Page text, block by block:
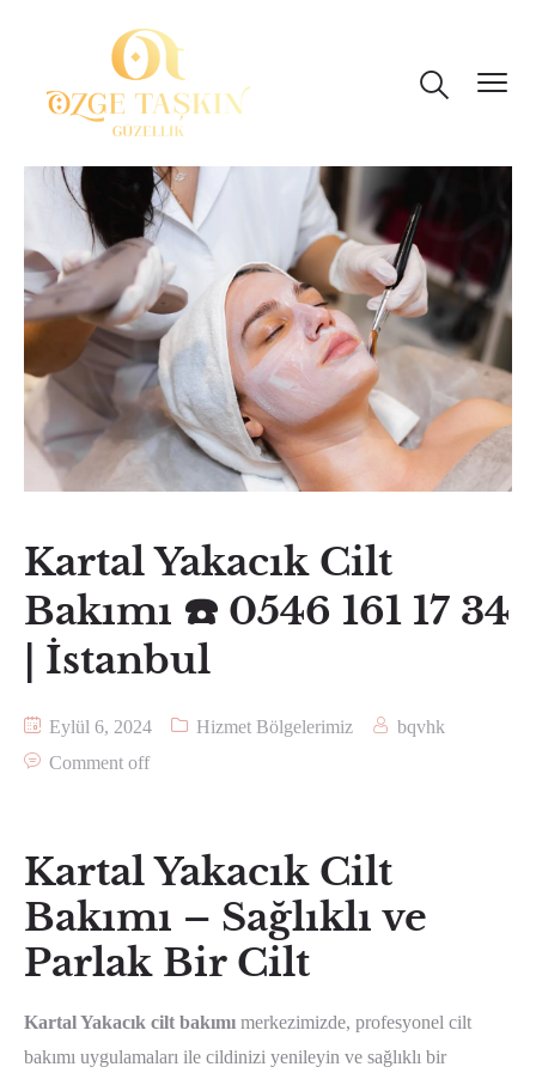
Kartal Yakacık Cilt
Bakımı ☎️ 0546 161 17 34
| İstanbul
Eylül 6, 2024 Hizmet Bölgelerimiz
bqvhk
Comment off
Kartal Yakacık Cilt
Bakımı – Sağlıklı ve
Parlak Bir Cilt
Kartal Yakacık cilt bakımı merkezimizde, profesyonel cilt
bakımı uygulamaları ile cildinizi yenileyin ve sağlıklı bir